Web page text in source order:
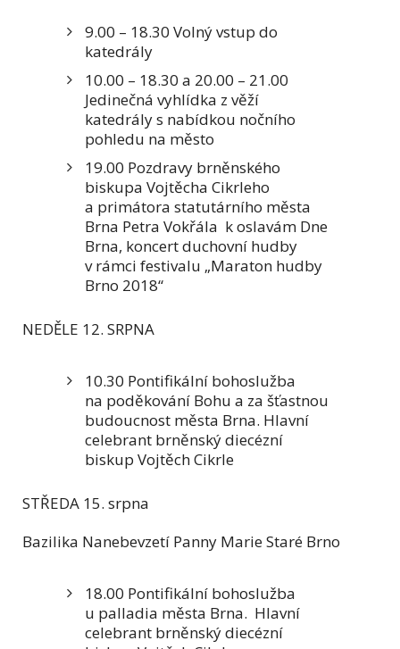
9.00 – 18.30 Volný vstup do
katedrály
10.00 – 18.30 a 20.00 – 21.00
Jedinečná vyhlídka z věží
katedrály s nabídkou nočního
pohledu na město
19.00 Pozdravy brněnského
biskupa Vojtěcha Cikrleho
a primátora statutárního města
Brna Petra Vokřála k oslavám Dne
Brna, koncert duchovní hudby
v rámci festivalu „Maraton hudby
Brno 2018“
NEDĚLE 12. SRPNA
10.30 Pontifikální bohoslužba
na poděkování Bohu a za šťastnou
budoucnost města Brna. Hlavní
celebrant brněnský diecézní
biskup Vojtěch Cikrle
STŘEDA 15. srpna
Bazilika Nanebevzetí Panny Marie Staré Brno
18.00 Pontifikální bohoslužba
u palladia města Brna. Hlavní
celebrant brněnský diecézní